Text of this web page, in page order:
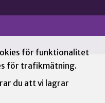
för funktionalitet
för trafikmätning.
du att vi lagrar